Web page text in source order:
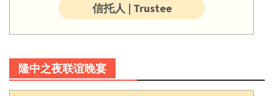
信托人 | Trustee
隆中之夜联谊晚宴